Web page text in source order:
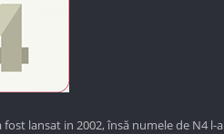
lansat in 2002, însă numele de N4 l-a